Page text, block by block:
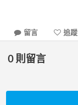
留言 追蹤
0 則留言